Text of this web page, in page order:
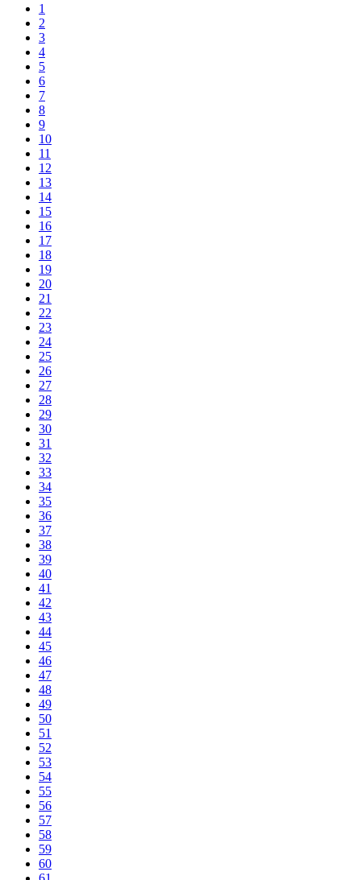
1
2
3
4
5
6
7
8
9
10
11
12
13
14
15
16
17
18
19
20
21
22
23
24
25
26
27
28
29
30
31
32
33
34
35
36
37
38
39
40
41
42
43
44
45
46
47
48
49
50
51
52
53
54
55
56
57
58
59
60